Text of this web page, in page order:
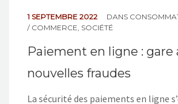
1 SEPTEMBRE 2022 DANS
/ COMMERCE, SOCIÉTÉ
Paiement en ligne : gare
nouvelles fraudes
La sécurité des paiements en ligne